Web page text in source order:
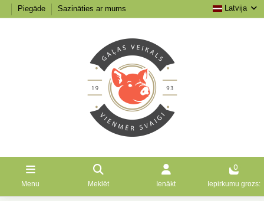
Piegāde Sazināties ar mums Latvija
Menu Meklēt Ienākt
0
Iepirkumu grozs: